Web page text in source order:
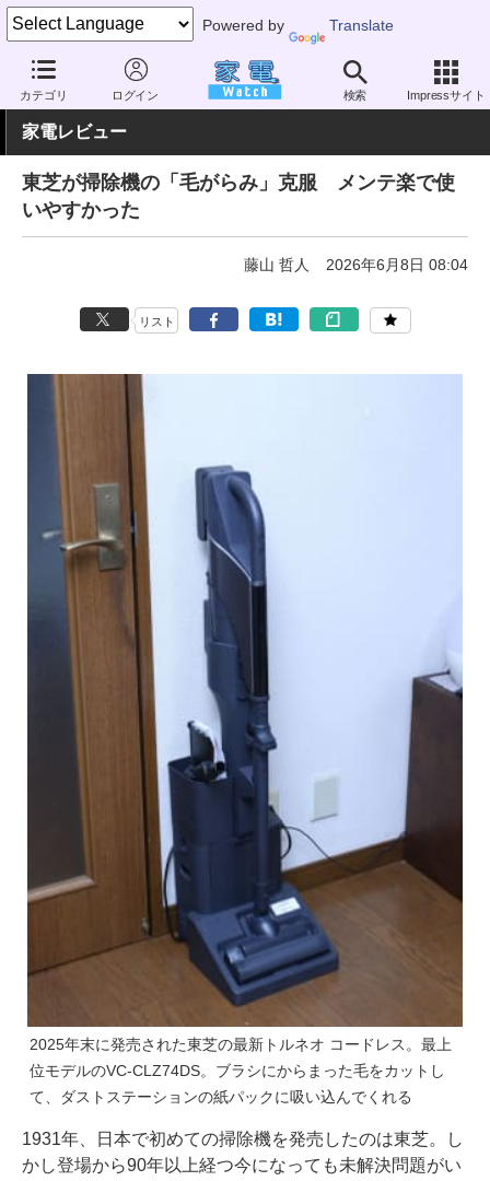
Powered by Translate
カテゴリ ログイン 検索 Impressサイト
家電 Watch 生活家電 掃除機 スティック型
家電レビュー
東芝が掃除機の「毛がらみ」克服 メンテ楽で使
いやすかった
藤山 哲人 2026年6月8日 08:04
リスト
2025年末に発売された東芝の最新トルネオ コードレス。最上
位モデルのVC-CLZ74DS。ブラシにからまった毛をカットし
て、ダストステーションの紙パックに吸い込んでくれる
1931年、日本で初めての掃除機を発売したのは東芝。し
かし登場から90年以上経つ今になっても未解決問題がい